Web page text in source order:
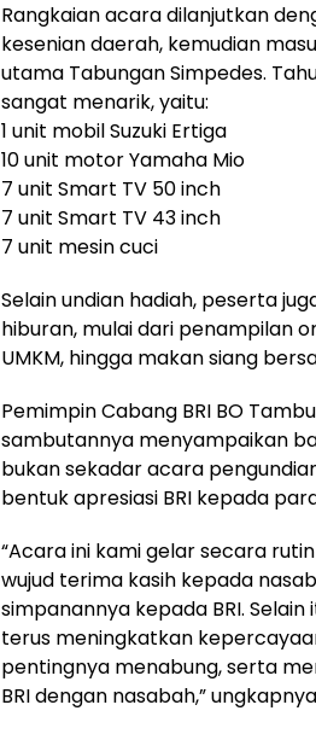
Rangkaian acara dilanjutkan
kesenian daerah, kemudian
utama Tabungan Simpedes.
sangat menarik, yaitu:
1 unit mobil Suzuki Ertiga
10 unit motor Yamaha Mio
7 unit Smart TV 50 inch
7 unit Smart TV 43 inch
7 unit mesin cuci
Selain undian hadiah, peserta
hiburan, mulai dari penampilan
UMKM, hingga makan siang
Pemimpin Cabang BRI BO
sambutannya menyampaikan
bukan sekadar acara
bentuk apresiasi BRI kepada
“Acara ini kami gelar secara
wujud terima kasih kepada
simpanannya kepada BRI.
terus meningkatkan
pentingnya menabung, serta
BRI dengan nasabah,”